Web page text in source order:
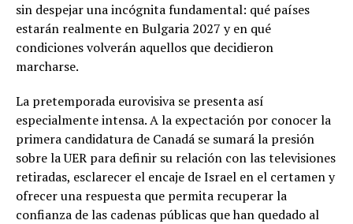
sin despejar una incógnita fundamental: qué países
estarán realmente en Bulgaria 2027 y en qué
condiciones volverán aquellos que decidieron
marcharse.
La pretemporada eurovisiva se presenta así
especialmente intensa. A la expectación por conocer la
primera candidatura de Canadá se sumará la presión
sobre la UER para definir su relación con las televisiones
retiradas, esclarecer el encaje de Israel en el certamen y
ofrecer una respuesta que permita recuperar la
confianza de las cadenas públicas que han quedado al